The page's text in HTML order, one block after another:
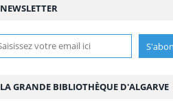
NEWSLETTER
LA GRANDE BIBLIOTHÈQUE D'ALGARVE